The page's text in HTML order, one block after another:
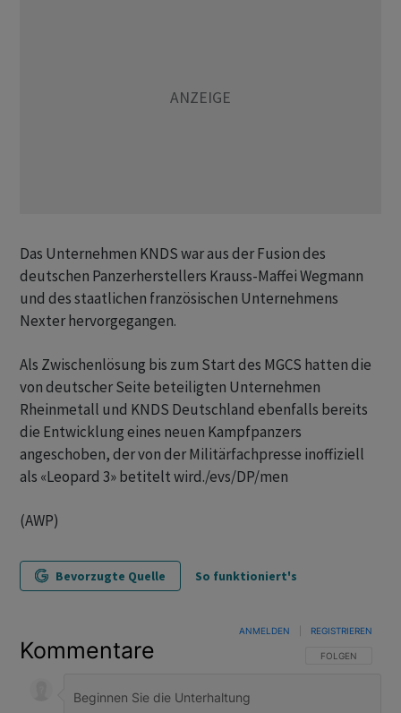
Das Unternehmen KNDS war aus der Fusion des
deutschen Panzerherstellers Krauss-Maffei Wegmann
und des staatlichen französischen Unternehmens
Nexter hervorgegangen.
Als Zwischenlösung bis zum Start des MGCS hatten die
von deutscher Seite beteiligten Unternehmen
Rheinmetall und KNDS Deutschland ebenfalls bereits
die Entwicklung eines neuen Kampfpanzers
angeschoben, der von der Militärfachpresse inoffiziell
als «Leopard 3» betitelt wird./evs/DP/men
(AWP)
Bevorzugte Quelle So funktioniert's
Kommentare FOLGE DIESER
FOLGEN
ANMELDEN REGISTRIEREN